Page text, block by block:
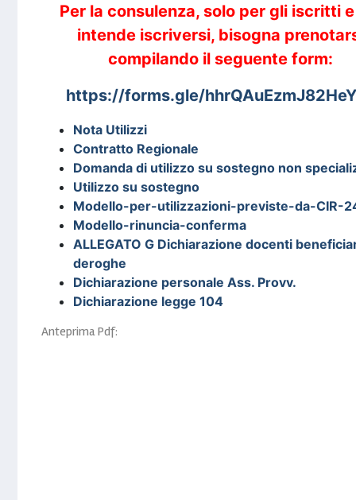
Per la consulenza, solo per gli iscritti
intende iscriversi, bisogna
compilando il seguente form:
https://forms.gle/
Nota Utilizzi
Contratto Regionale
Domanda di utilizzo su sostegno non
Utilizzo su sostegno
Modello-per-utilizzazioni-previste-da-CIR-
Modello-rinuncia-conferma
ALLEGATO G Dichiarazione docenti
deroghe
Dichiarazione personale Ass. Provv.
Dichiarazione legge 104
Anteprima Pdf: